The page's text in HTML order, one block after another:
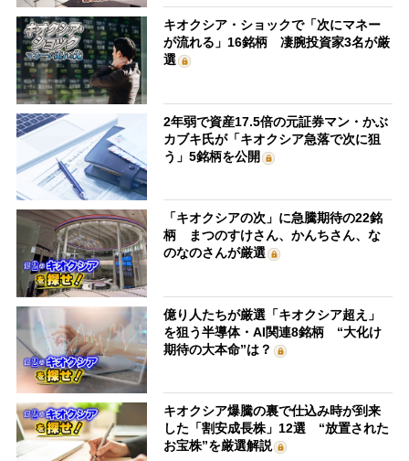
キオクシア・ショックで「次にマネー
が流れる」16銘柄 凄腕投資家3名が厳
選
2年弱で資産17.5倍の元証券マン・かぶ
カブキ氏が「キオクシア急落で次に狙
う」5銘柄を公開
「キオクシアの次」に急騰期待の22銘
柄 まつのすけさん、かんちさん、な
のなのさんが厳選
億り人たちが厳選「キオクシア超え」
を狙う半導体・AI関連8銘柄 “大化け
期待の大本命”は？
キオクシア爆騰の裏で仕込み時が到来
した「割安成長株」12選 “放置された
お宝株”を厳選解説